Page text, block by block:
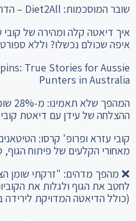
איך דיאטה קלה ומהירה של
True Stories for Aussie
קובי עזרא ופרופ' קרסו:
❌ מהפך מדהים: "זרקתי שומן
(כולל הדיאטה המדויקת לירידה
נושאים מעניינים